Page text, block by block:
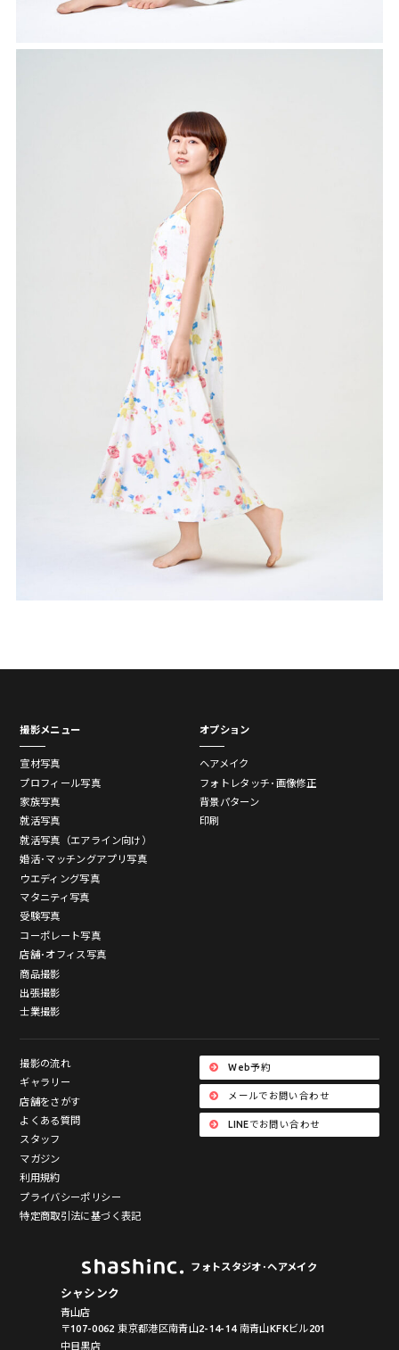
撮影メニュー
宣材写真
プロフィール写真
家族写真
就活写真
就活写真（エアライン向け）
婚活･マッチングアプリ写真
ウエディング写真
マタニティ写真
受験写真
コーポレート写真
店舗･オフィス写真
商品撮影
出張撮影
士業撮影
オプション
ヘアメイク
フォトレタッチ･画像修正
背景パターン
印刷
撮影の流れ
ギャラリー
店舗をさがす
よくある質問
スタッフ
マガジン
利用規約
プライバシーポリシー
特定商取引法に基づく表記
Web予約
メールでお問い合わせ
LINEでお問い合わせ
フォトスタジオ･ヘアメイク
シャシンク
青山店
〒107-0062 東京都港区南青山2-14-14 南青山KFKビル201
中目黒店